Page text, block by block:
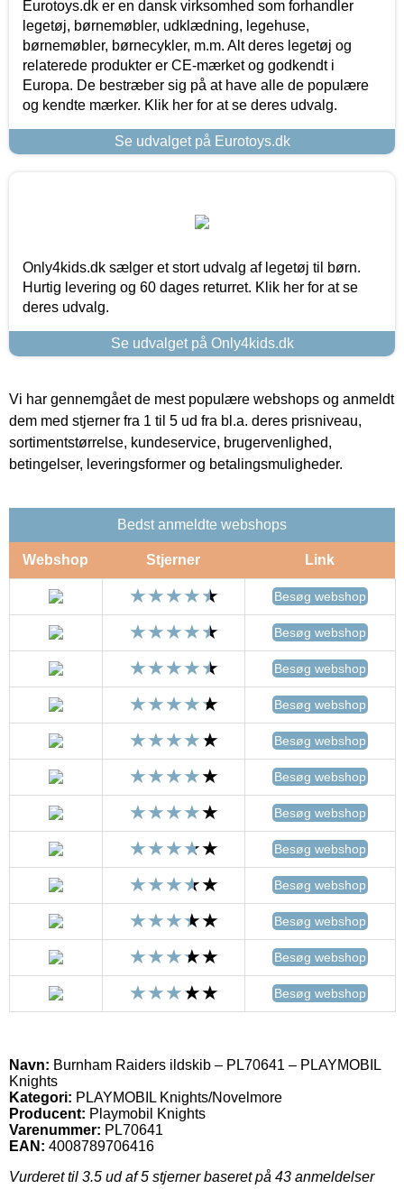
Eurotoys.dk er en dansk virksomhed som forhandler
legetøj, børnemøbler, udklædning, legehuse,
børnemøbler, børnecykler, m.m. Alt deres legetøj og
relaterede produkter er CE-mærket og godkendt i
Europa. De bestræber sig på at have alle de populære
og kendte mærker. Klik her for at se deres udvalg.
Se udvalget på Eurotoys.dk
Only4kids.dk sælger et stort udvalg af legetøj til børn.
Hurtig levering og 60 dages returret. Klik her for at se
deres udvalg.
Se udvalget på Only4kids.dk
Vi har gennemgået de mest populære webshops og anmeldt
dem med stjerner fra 1 til 5 ud fra bl.a. deres prisniveau,
sortimentstørrelse, kundeservice, brugervenlighed,
betingelser, leveringsformer og betalingsmuligheder.
Bedst anmeldte webshops
Webshop Stjerner Link
Besøg webshop
Besøg webshop
Besøg webshop
Besøg webshop
Besøg webshop
Besøg webshop
Besøg webshop
Besøg webshop
Besøg webshop
Besøg webshop
Besøg webshop
Besøg webshop
Navn: Burnham Raiders ildskib – PL70641 – PLAYMOBIL
Knights
Kategori: PLAYMOBIL Knights/Novelmore
Producent: Playmobil Knights
Varenummer: PL70641
EAN: 4008789706416
Vurderet til 3.5 ud af 5 stjerner baseret på 43 anmeldelser